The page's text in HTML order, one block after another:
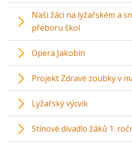
Naši žáci na lyžařském a
přeboru škol
Opera Jakobín
Projekt Zdravé zoubky v
Lyžařský výcvik
Stínové divadlo žáků 1.